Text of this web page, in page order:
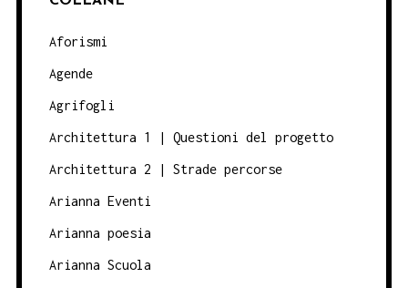
Aforismi
Agende
Agrifogli
Architettura 1 | Questioni del progetto
Architettura 2 | Strade percorse
Arianna Eventi
Arianna poesia
Arianna Scuola